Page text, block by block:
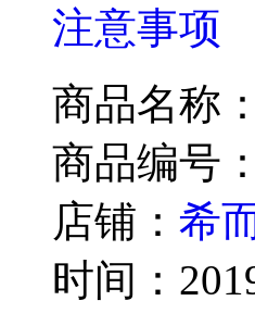
注意事项
商品名称
商品编号
店铺： 希
时间：